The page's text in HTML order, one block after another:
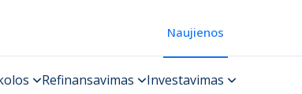
Naujienos